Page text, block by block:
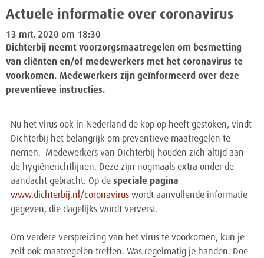
Actuele informatie over coronavirus
13 mrt. 2020 om 18:30
Dichterbij neemt voorzorgsmaatregelen om besmetting
van cliënten en/of medewerkers met het coronavirus te
voorkomen. Medewerkers zijn geïnformeerd over deze
preventieve instructies.
Nu het virus ook in Nederland de kop op heeft gestoken, vindt
Dichterbij het belangrijk om preventieve maatregelen te
nemen. Medewerkers van Dichterbij houden zich altijd aan
de hygiënerichtlijnen. Deze zijn nogmaals extra onder de
aandacht gebracht. Op de speciale pagina
www.dichterbij.nl/coronavirus wordt aanvullende informatie
gegeven, die dagelijks wordt ververst.
Om verdere verspreiding van het virus te voorkomen, kun je
zelf ook maatregelen treffen. Was regelmatig je handen. Doe
Vrije dagbestedingsplekken